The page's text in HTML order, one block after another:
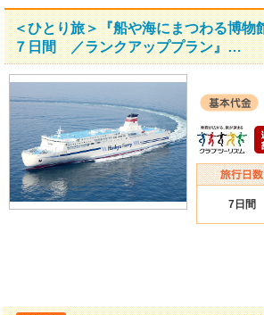
＜ひとり旅＞『船や海にまつわる博
７日間 ／ランクアッププラン』…
7日間